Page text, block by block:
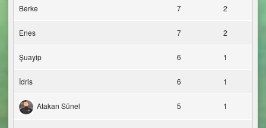
Berke 7 2
Enes 7 2
Şuayip 6 1
İdris 6 1
Atakan Sünel 5 1